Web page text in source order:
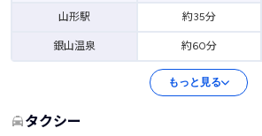
山形駅 約35分
銀山温泉 約60分
もっと見る
タクシー